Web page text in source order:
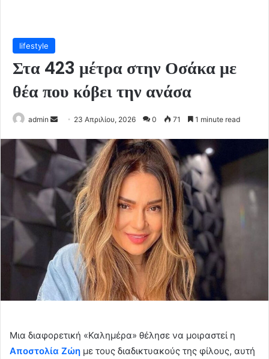
lifestyle
Στα 423 μέτρα στην Οσάκα με
θέα που κόβει την ανάσα
admin
Send
email
23 Απριλίου, 2026 0 71 1 minute read
Μια διαφορετική «Καλημέρα» θέλησε να μοιραστεί η
Αποστολία Ζώη με τους διαδικτυακούς της φίλους, αυτή